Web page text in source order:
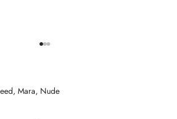
Mara, Nude